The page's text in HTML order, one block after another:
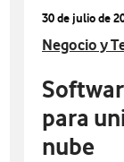
30 de julio de
Ver más
Negocio y
para
nube